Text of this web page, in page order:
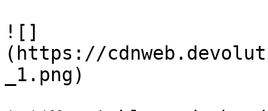
![]
(https://
_1.png)